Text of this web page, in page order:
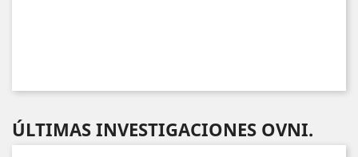
ÚLTIMAS INVESTIGACIONES OVNI.